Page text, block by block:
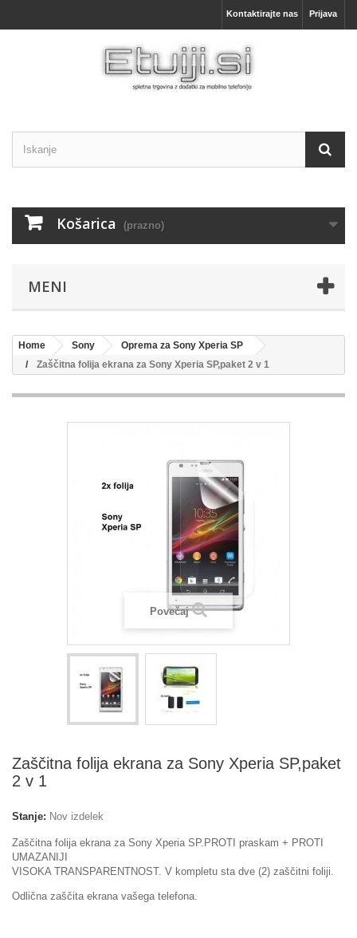
Prijava
Kontaktirajte nas
Košarica (prazno)
MENI
Home Sony
Oprema za Sony Xperia SP
Zaščitna folija ekrana za Sony Xperia SP,paket 2 v 1
Povečaj
Zaščitna folija ekrana za Sony Xperia SP,paket
2 v 1
Stanje: Nov izdelek
Zaščitna folija ekrana za Sony Xperia SP.PROTI praskam + PROTI
UMAZANIJI
VISOKA TRANSPARENTNOST. V kompletu sta dve (2) zaščitni foliji.
Odlična zaščita ekrana vašega telefona.